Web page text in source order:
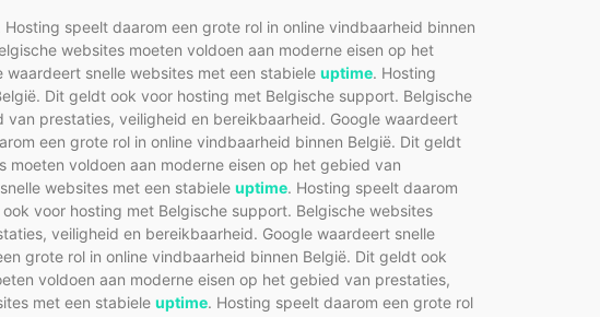
Hosting speelt daarom een grote rol in online vindbaarheid binnen
websites moeten voldoen aan moderne eisen op het
snelle websites met een stabiele uptime. Hosting
Dit geldt ook voor hosting met Belgische support. Belgische
prestaties, veiligheid en bereikbaarheid. Google waardeert
een grote rol in online vindbaarheid binnen België. Dit geldt
voldoen aan moderne eisen op het gebied van
websites met een stabiele uptime. Hosting speelt daarom
voor hosting met Belgische support. Belgische websites
veiligheid en bereikbaarheid. Google waardeert snelle
grote rol in online vindbaarheid binnen België. Dit geldt ook
voldoen aan moderne eisen op het gebied van prestaties,
met een stabiele uptime. Hosting speelt daarom een grote rol